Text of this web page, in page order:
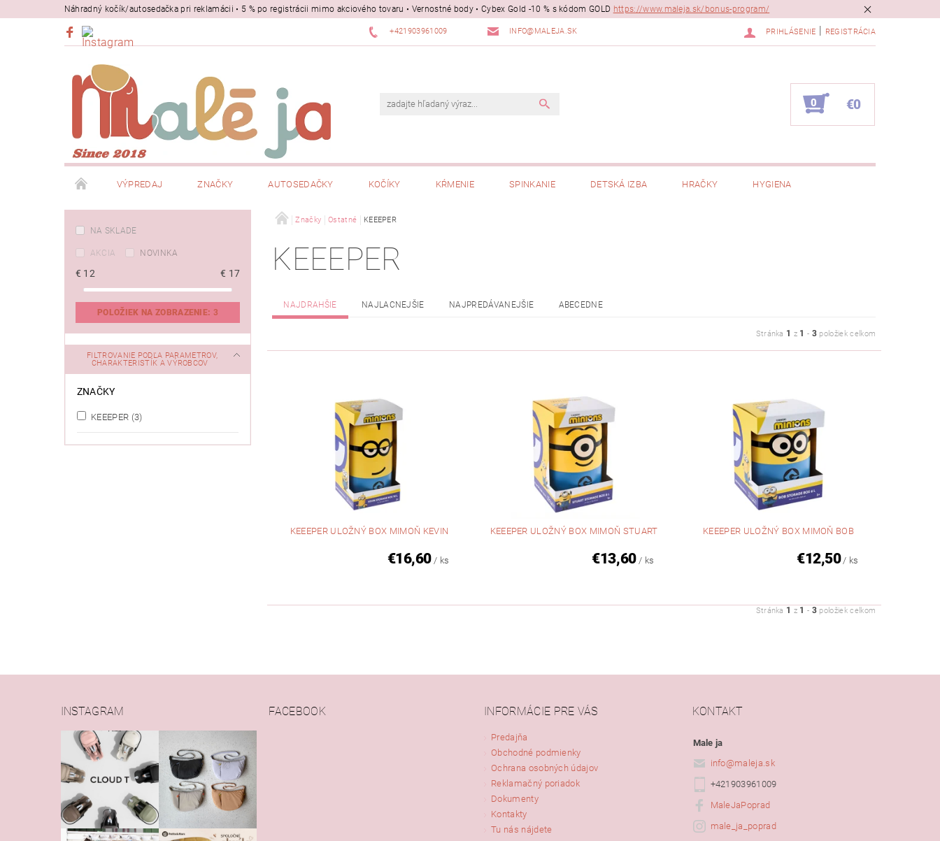
Náhradný kočík/autosedačka pri reklamácii • 5 % po registrácii mimo akciového tovaru • Vernostné body • Cybex Gold -10 % s kódom GOLD https://www.maleja.sk/bonus-program/
+421903961009 INFO@MALEJA.SK PRIHLÁSENIE REGISTRÁCIA
0 €0
VÝPREDAJ ZNAČKY AUTOSEDAČKY KOČÍKY KŔMENIE SPINKANIE DETSKÁ IZBA HRAČKY HYGIENA
NA SKLADE
AKCIA NOVINKA
€ 12 € 17
POLOŽIEK NA ZOBRAZENIE: 3
FILTROVANIE PODĽA PARAMETROV,
CHARAKTERISTÍK A VÝROBCOV
ZNAČKY
KEEEPER (3)
Značky Ostatné KEEEPER
KEEEPER
NAJDRAHŠIE NAJLACNEJŠIE NAJPREDÁVANEJŠIE ABECEDNE
Stránka 1 z 1 - 3 položiek celkom
KEEEPER ULOŽNÝ BOX MIMOŇ KEVIN
€16,60 / ks
KEEEPER ULOŽNÝ BOX MIMOŇ STUART
€13,60 / ks
KEEEPER ULOŽNÝ BOX MIMOŇ BOB
€12,50 / ks
Stránka 1 z 1 - 3 položiek celkom
INSTAGRAM FACEBOOK INFORMÁCIE PRE VÁS
Predajňa
Obchodné podmienky
Ochrana osobných údajov
Reklamačný poriadok
Dokumenty
Kontakty
Tu nás nájdete
KONTAKT
Male ja
info@maleja.sk
+421903961009
MaleJaPoprad
male_ja_poprad